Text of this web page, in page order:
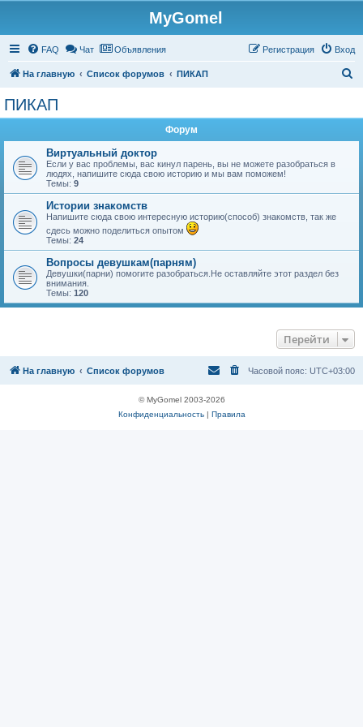
MyGomel
FAQ Чат Объявления Вход
Регистрация
На главную Список форумов ПИКАП
ПИКАП
Форум
Виртуальный доктор
Если у вас проблемы, вас кинул парень, вы не можете разобраться в
людях, напишите сюда свою историю и мы вам поможем!
Темы: 9
Истории знакомств
Напишите сюда свою интересную историю(способ) знакомств, так же
сдесь можно поделиться опытом
Темы: 24
Вопросы девушкам(парням)
Девушки(парни) помогите разобраться.Не оставляйте этот раздел без
внимания.
Темы: 120
Перейти
На главную Список форумов Часовой пояс: UTC+03:00
© MyGomel 2003-2026
Конфиденциальность| Правила